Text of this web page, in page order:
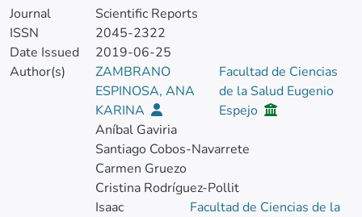
Journal
Scientific Reports
ISSN
2045-2322
Date Issued
2019-06-25
Author(s)
ZAMBRANO
ESPINOSA, ANA
KARINA
Facultad de Ciencias
de la Salud Eugenio
Espejo
Aníbal Gaviria
Santiago Cobos-Navarrete
Carmen Gruezo
Cristina Rodríguez-Pollit
Isaac
Facultad de Ciencias de la